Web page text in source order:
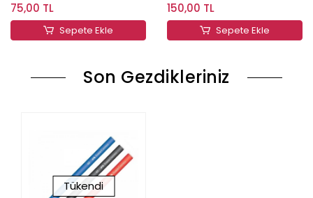
75,00 TL
Sepete Ekle
150,00 TL
Sepete Ekle
Son Gezdikleriniz
Tükendi